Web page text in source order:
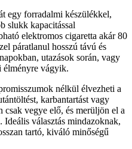
egy forradalmi készülékkel,
slukk kapacitással
elektromos cigaretta akár 80
páratlanul hosszú távú és
utazások során, vagy
élményre vágyik.
nélkül élvezheti a
karbantartást vagy
vegye elő, és merüljön el a
választás mindazoknak,
tartó, kiváló minőségű